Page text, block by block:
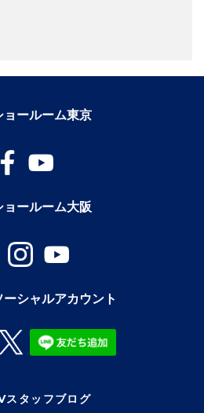
ョールーム東京
ョールーム大阪
シャルアカウント
スタッフブログ